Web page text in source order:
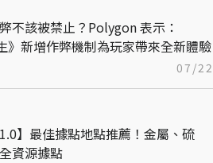
不該被禁止？Polygon 表示：
》新增作弊機制為玩家帶來全新體驗
07/22
1.0】最佳據點地點推薦！金屬、硫
資源據點